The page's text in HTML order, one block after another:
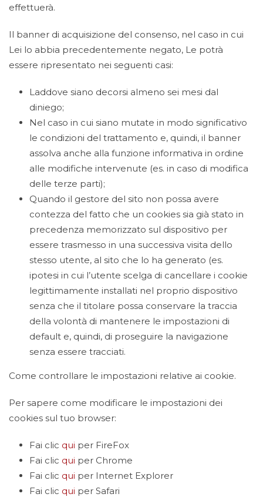
effettuerà.
Il banner di acquisizione del consenso, nel caso in cui
Lei lo abbia precedentemente negato, Le potrà
essere ripresentato nei seguenti casi:
Laddove siano decorsi almeno sei mesi dal
diniego;
Nel caso in cui siano mutate in modo significativo
le condizioni del trattamento e, quindi, il banner
assolva anche alla funzione informativa in ordine
alle modifiche intervenute (es. in caso di modifica
delle terze parti);
Quando il gestore del sito non possa avere
contezza del fatto che un cookies sia già stato in
precedenza memorizzato sul dispositivo per
essere trasmesso in una successiva visita dello
stesso utente, al sito che lo ha generato (es.
ipotesi in cui l’utente scelga di cancellare i cookie
legittimamente installati nel proprio dispositivo
senza che il titolare possa conservare la traccia
della volontà di mantenere le impostazioni di
default e, quindi, di proseguire la navigazione
senza essere tracciati.
Come controllare le impostazioni relative ai cookie.
Per sapere come modificare le impostazioni dei
cookies sul tuo browser:
Fai clic qui per FireFox
Fai clic qui per Chrome
Fai clic qui per Internet Explorer
Fai clic qui per Safari